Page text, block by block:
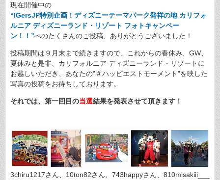
現在開催中の
“IGersJP特別企画！ディズニーテーマパーク発祥の地 カリフォ
ルニア ディズニーランド・リゾート フォトキャンペー
ン！！”へのたくさんのご投稿、ありがとうございました！
投稿期間は９月末まで続きますので、これからの春休み、GW、
夏休みと是非、カリフォルニア ディズニーランド・リゾートに
お越しいただき、あなたの‟＃ハッピエストモーメント”を映した
写真の投稿をお待ちしております。
それでは、第一回目の当選結果を発表させて頂きます！
3chiru1217さん、10ton82さん、743happyさん、810misakiii___